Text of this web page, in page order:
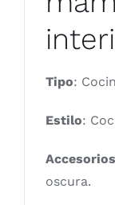
Tipo:
Estilo:
Accesorios
oscura.